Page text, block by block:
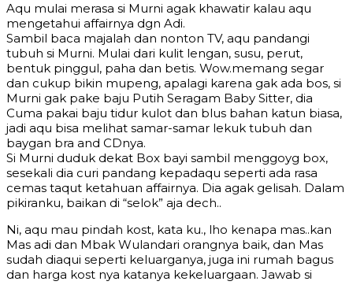
Aqu mulai merasa si Murni agak khawatir kalau aqu
mengetahui affairnya dgn Adi.
Sambil baca majalah dan nonton TV, aqu pandangi
tubuh si Murni. Mulai dari kulit lengan, susu, perut,
bentuk pinggul, paha dan betis. Wow.memang segar
dan cukup bikin mupeng, apalagi karena gak ada bos, si
Murni gak pake baju Putih Seragam Baby Sitter, dia
Cuma pakai baju tidur kulot dan blus bahan katun biasa,
jadi aqu bisa melihat samar-samar lekuk tubuh dan
baygan bra and CDnya.
Si Murni duduk dekat Box bayi sambil menggoyg box,
sesekali dia curi pandang kepadaqu seperti ada rasa
cemas taqut ketahuan affairnya. Dia agak gelisah. Dalam
pikiranku, baikan di “selok” aja dech..
Ni, aqu mau pindah kost, kata ku., lho kenapa mas..kan
Mas adi dan Mbak Wulandari orangnya baik, dan Mas
sudah diaqui seperti keluarganya, juga ini rumah bagus
dan harga kost nya katanya kekeluargaan. Jawab si